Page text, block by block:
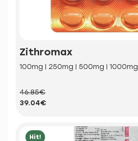
Zithromax
100mg | 250mg | 500mg | 1000mg
46.85€
39.04€
Hit!